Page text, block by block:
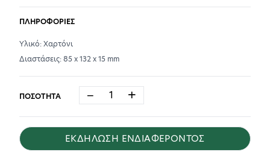
ΠΛΗΡΟΦΟΡΙΕΣ
Υλικό: Χαρτόνι
Διαστάσεις: 85 x 132 x 15 mm
ΠΟΣΟΤΗΤΑ − +
ΕΚΔΗΛΩΣΗ ΕΝΔΙΑΦΕΡΟΝΤΟΣ